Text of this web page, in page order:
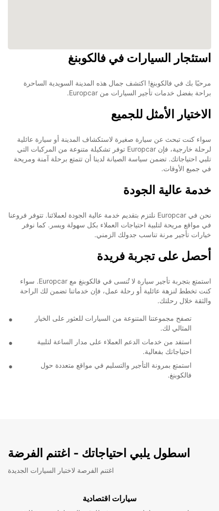
استئجار السيارات في فالكوبنغ
مرحبًا بك في فالكوبنغ! اكتشف جمال هذه المدينة السويدية الساحرة
براحة بفضل خدمات تأجير السيارات من Europcar.
الاختيار الأمثل للجميع
سواء كنت تبحث عن سيارة صغيرة لاستكشاف المدينة أو سيارة عائلية
لرحلة خارجية، فإن Europcar توفر تشكيلة متنوعة من المركبات التي
تلبي احتياجاتك. تضمن سياسة الصيانة لدينا أن تتمتع برحلة آمنة ومريحة
في جميع الأوقات.
خدمة عالية الجودة
نحن في Europcar نلتزم بتقديم خدمة عالية الجودة لعملائنا. تتوفر فروعنا
في مواقع مريحة لتلبية احتياجات العملاء بكل سهولة ويسر. كما نوفر
خيارات تأجير مرنة تناسب جدولك الزمني.
أحصل على تجربة فريدة
استمتع بتجربة تأجير سيارة لا تُنسى في فالكوبنغ مع Europcar. سواء
كنت تخطط لنزهة عائلية أو رحلة عمل، فإن خدماتنا تضمن لك الراحة
والثقة خلال رحلتك.
تصفح مجموعتنا المتنوعة من السيارات للعثور على الخيار
المثالي لك.
استفد من خدمات الدعم العملاء على مدار الساعة لتلبية
احتياجاتك بفعالية.
استمتع بمرونة التأجير والتسليم في مواقع متعددة حول
فالكوبنغ.
اسطول يلبي احتياجاتك - اغتنم الفرضة
اغتنم الفرصة لاختبار السيارات الجديدة
سيارات اقتصادية